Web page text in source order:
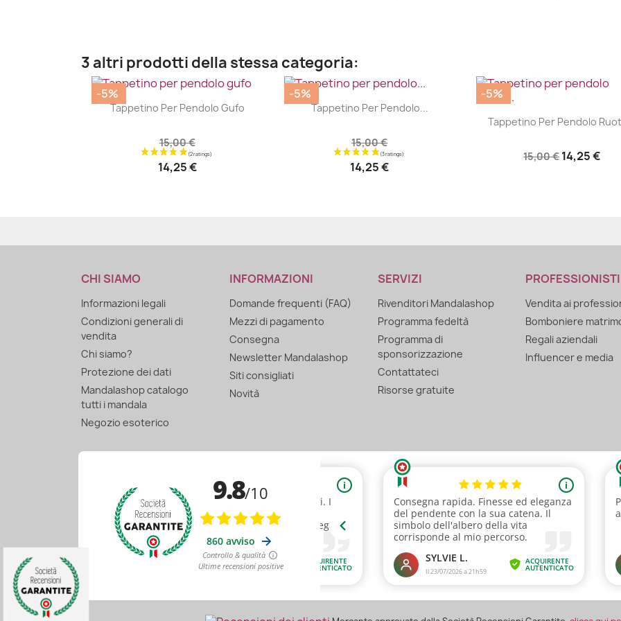
3 altri prodotti della stessa categoria:
| 
Tappetino Per Pendolo Gufo
15,00 €
14,25 €
-5%
 | 
Tappetino Per Pendolo...
15,00 €
14,25 €
-5%
 | 
Tappetino Per Pendolo
15,00 €14,25 €
-5%
CHI SIAMO
Informazioni legali
Condizioni generali di
vendita
Chi siamo?
Protezione dei dati
Mandalashop catalogo
tutti i mandala
Negozio esoterico
INFORMAZIONI
Domande frequenti (FAQ)
Mezzi di pagamento
Consegna
Newsletter Mandalashop
Siti consigliati
Novità
SERVIZI
Rivenditori Mandalashop
Programma fedeltà
Programma di
sponsorizzazione
Contattateci
Risorse gratuite
PROFESSIONISTI
Vendita ai
Bomboniere
Regali aziendali
Influencer e media